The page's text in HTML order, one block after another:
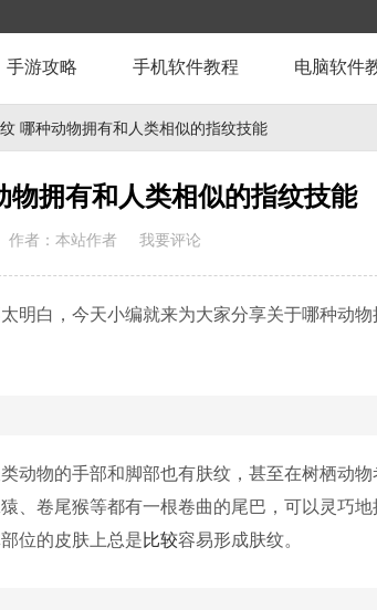
手游攻略 手机软件教程 电脑软件
哪种动物拥有和人类相似的指纹技能
拥有和人类相似的指纹技能
作者：本站作者 我要评论
明白，今天小编就来为大家分享关于哪种动物
动物的手部和脚部也有肤纹，甚至在树栖动物
、卷尾猴等都有一根卷曲的尾巴，可以灵巧地
位的皮肤上总是比较容易形成肤纹。